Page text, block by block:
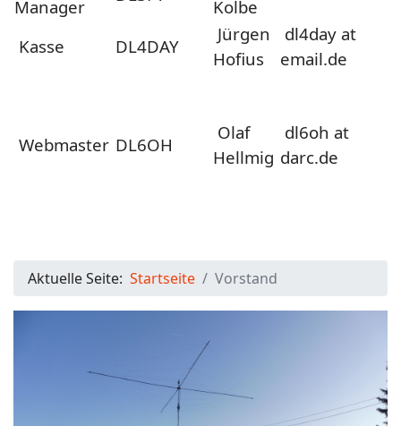
Manager
Kolbe
Kasse
DL4DAY
Jürgen
Hofius
dl4day at
email.de
Webmaster DL6OH
Olaf
Hellmig
dl6oh at
darc.de
Aktuelle Seite: Startseite Vorstand